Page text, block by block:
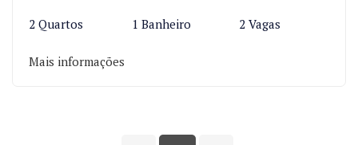
2 Quartos 1 Banheiro 2 Vagas
Mais informações